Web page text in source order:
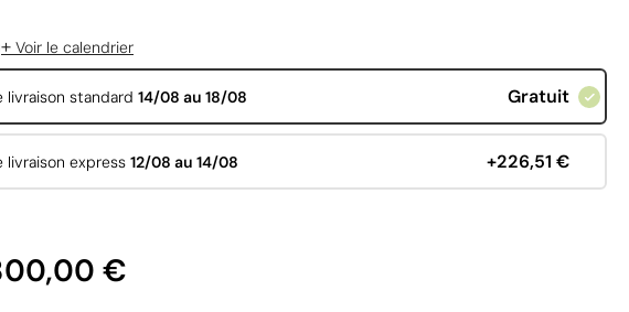
+ Voir le calendrier
livraison standard 14/08 au 18/08 Gratuit
livraison express 12/08 au 14/08 +226,51 €
€